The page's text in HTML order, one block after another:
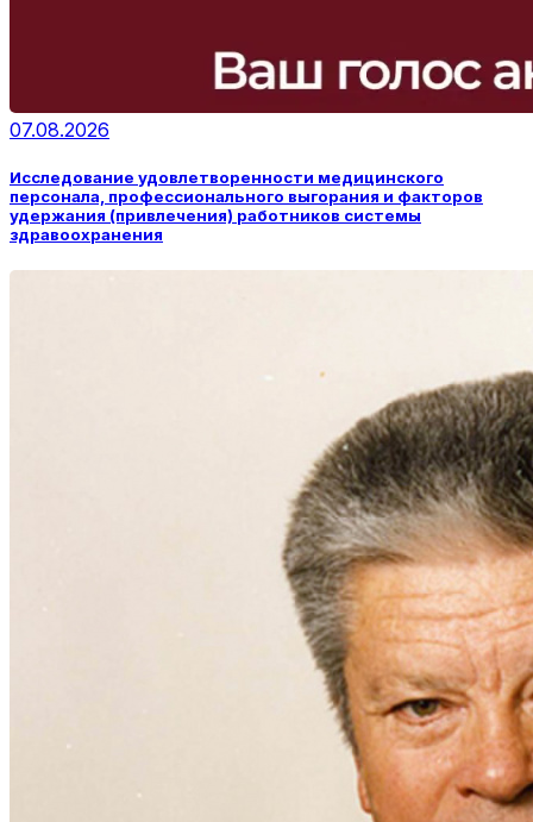
07.08.2026
Исследование удовлетворенности медицинского
персонала, профессионального выгорания и факторов
удержания (привлечения) работников системы
здравоохранения